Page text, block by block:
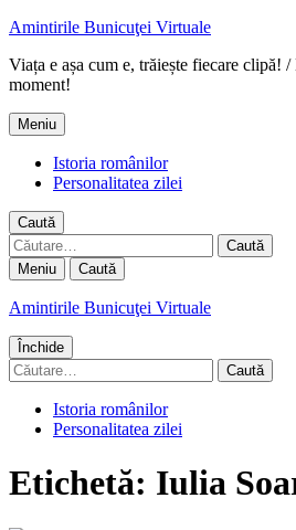
Amintirile Bunicuţei Virtuale
Viața e așa cum e, trăiește fiecare clipă!
moment!
Meniu
Istoria românilor
Personalitatea zilei
Caută
Caută
după:
Meniu Caută
Amintirile Bunicuţei Virtuale
Închide
Caută
după:
Istoria românilor
Personalitatea zilei
Etichetă: Iulia